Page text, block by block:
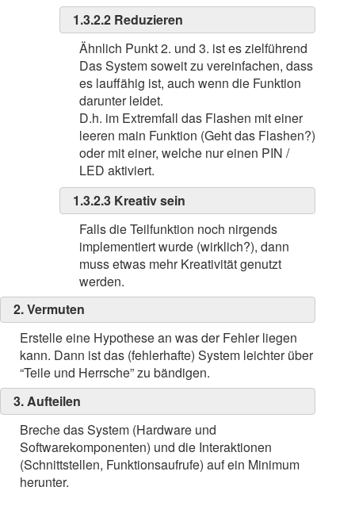
1.3.2.2 Reduzieren
Ähnlich Punkt 2. und 3. ist es zielführend
Das System soweit zu vereinfachen, dass
es lauffähig ist, auch wenn die Funktion
darunter leidet.
D.h. im Extremfall das Flashen mit einer
leeren main Funktion (Geht das Flashen?)
oder mit einer, welche nur einen PIN /
LED aktiviert.
1.3.2.3 Kreativ sein
Falls die Teilfunktion noch nirgends
implementiert wurde (wirklich?), dann
muss etwas mehr Kreativität genutzt
werden.
2. Vermuten
Erstelle eine Hypothese an was der Fehler liegen
kann. Dann ist das (fehlerhafte) System leichter über
“Teile und Herrsche” zu bändigen.
3. Aufteilen
Breche das System (Hardware und
Softwarekomponenten) und die Interaktionen
(Schnittstellen, Funktionsaufrufe) auf ein Minimum
herunter.